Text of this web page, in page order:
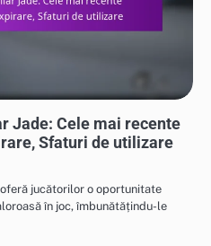
Jade: Cele mai recente
Sfaturi de utilizare
jucătorilor o oportunitate
în joc, îmbunătățindu-le